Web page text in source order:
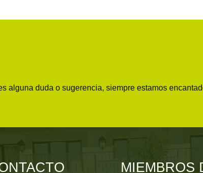
alguna duda o sugerencia, siempre estamos
MIEMBROS